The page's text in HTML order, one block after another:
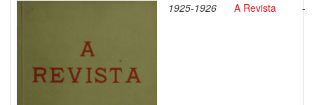
1925-1926 A Revista -